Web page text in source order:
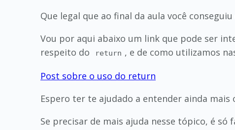
Que legal que ao final da aula você
Vou por aqui abaixo um link que pode ser
respeito do
return , e de como utilizamos
Post sobre o uso do return
Espero ter te ajudado a entender ainda mais
Se precisar de mais ajuda nesse tópico, é só